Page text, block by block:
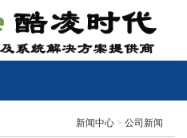
新闻中心 > 公司新闻